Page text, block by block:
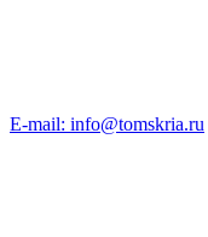
E-mail: info@tomskria.ru